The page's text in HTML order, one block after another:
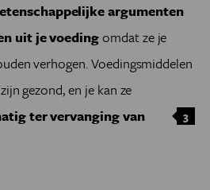
argumenten
uit je voedingomdat ze je
verhogen. Voedingsmiddelen
gezond, en je kan ze
ter vervanging van
3